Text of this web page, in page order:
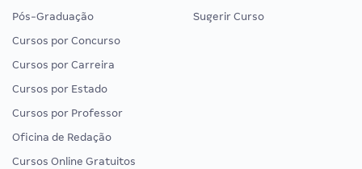
Pós-Graduação
Cursos por Concurso
Cursos por Carreira
Cursos por Estado
Cursos por Professor
Oficina de Redação
Cursos Online Gratuitos
Sugerir Curso